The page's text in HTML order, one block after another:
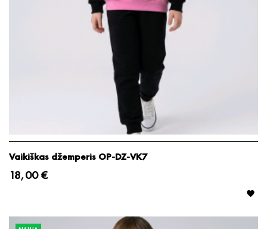
Vaikiškas džemperis OP-DZ-VK7
18,00 €
